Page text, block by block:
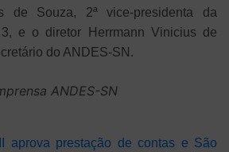
de Souza, 2ª vice-presidenta da
e o diretor Herrmann Vinicius de
do ANDES-SN.
ANDES-SN
aprova prestação de contas e São